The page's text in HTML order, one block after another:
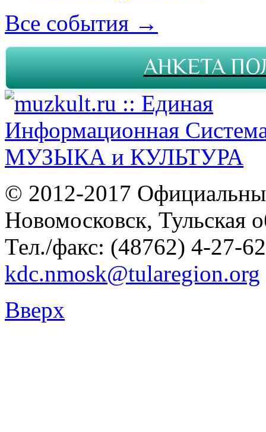
Все события →
АНКЕТА
© 2012-2017
Новомосковск, Тульская
Тел./факс: (48762) 4-27-
kdc.nmosk@tularegion.org
Вверх